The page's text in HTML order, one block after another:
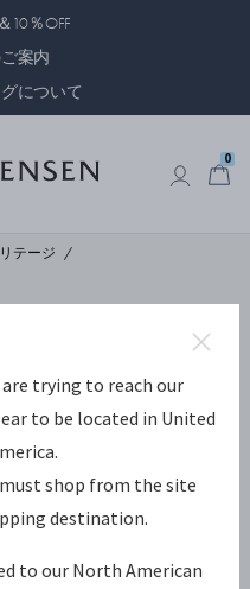
10％OFF
案内
について
0
テージ
trying to reach our
to be located in United
shop from the site
destination.
to our North American